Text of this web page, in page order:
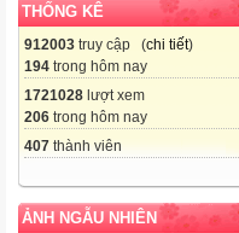
THỐNG KÊ
912003 truy cập (chi tiết)
194 trong hôm nay
1721028 lượt xem
206 trong hôm nay
407 thành viên
ẢNH NGẪU NHIÊN